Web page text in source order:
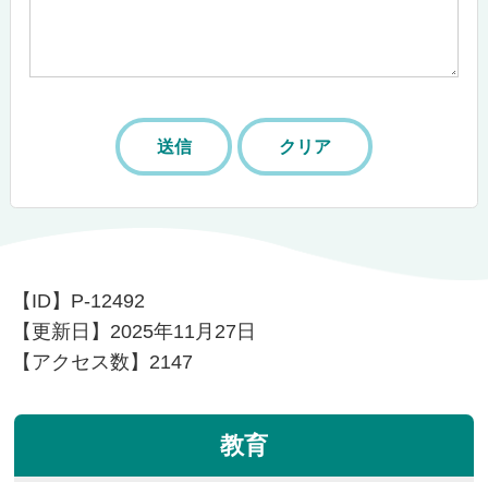
【ID】 P-12492
【更新日】 2025年11月27日
【アクセス数】 2147
教育